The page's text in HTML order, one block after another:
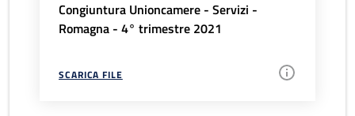
Congiuntura Unioncamere - Servizi -
Romagna - 4° trimestre 2021
SCARICA FILE